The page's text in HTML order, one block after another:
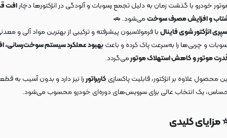
خودرو با گذشت زمان به دلیل تجمع رسوبات و آلودگی در انژکتورها دچارافت
و افزایش مصرف سوختمی‌شود. 🚗
انژکتور شوی فاینالبا فرمولاسیون پیشرفته و ترکیبی از بهترین مواد آلی و
و چربی‌ها را به‌سرعت پاک کرده و باعثبهبود عملکرد سیستم سوخت‌رسانی،
موتور و کاهش استهلاک موتورمی‌گردد.
محصول علاوه بر انژکتور، قابلیت پاکسازی کاربراتوررا نیز دارد و بدون آسیب به
یک انتخاب عالی برای سرویس‌های دوره‌ای خودرو محسوب می‌شود.
مزایای کلیدی